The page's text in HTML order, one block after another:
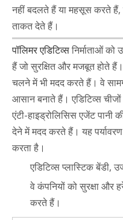
नहीं बदलते हैं या महसूस करते
ताकत देते हैं।
पॉलिमर एडिटिव्सनिर्माताओं को
हैं जो सुरक्षित और मजबूत होते
चलने में भी मदद करते हैं। वे
आसान बनाते हैं। एडिटिव्स
एंटी-हाइड्रोलिसिस एजेंट पानी
देने में मदद करते हैं। यह
करता है।
एडिटिव्स प्लास्टिक बेंडी,
वे कंपनियों को सुरक्षा और
करते हैं।